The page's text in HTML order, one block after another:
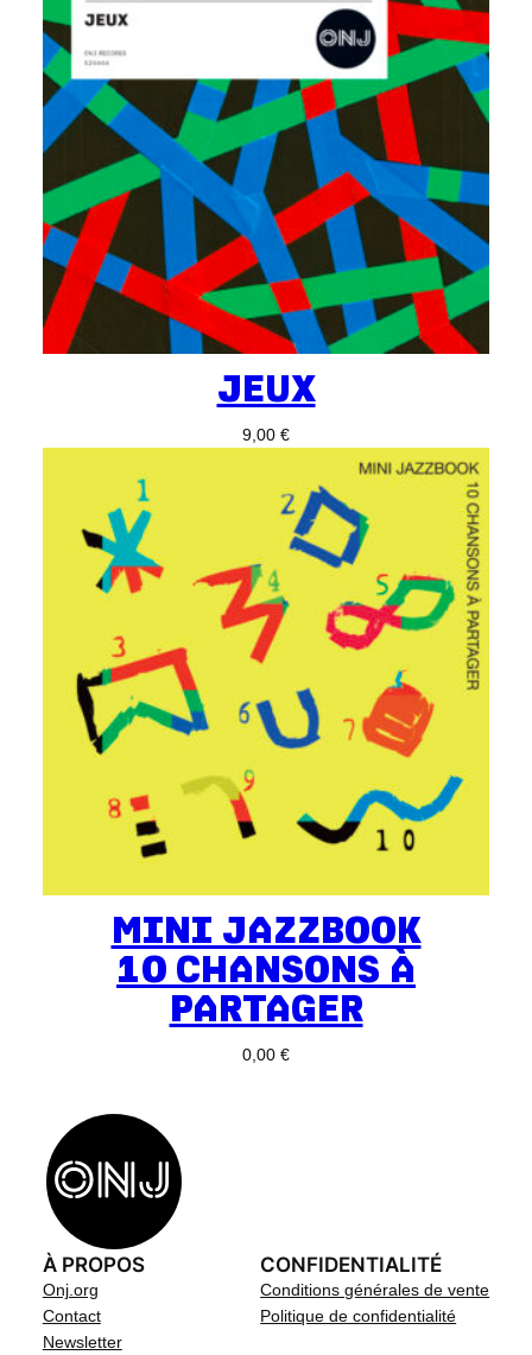
JEUX
9,00 €
MINI JAZZBOOK
10 CHANSONS À
PARTAGER
0,00 €
À PROPOS
Onj.org
Contact
Newsletter
CONFIDENTIALITÉ
Conditions générales de vente
Politique de confidentialité